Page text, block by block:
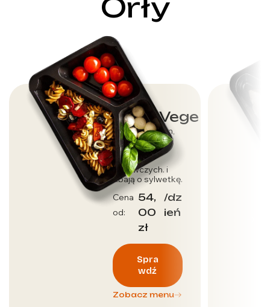
Orły
Dieta Vege
Dla wegetarian,
którzy dbają o
dostarczenie
wartości
odżywczych. i
dbają o sylwetkę.
Cena
od:
54,
00
zł
/dz
ień
Spra
wdź
Zobacz menu